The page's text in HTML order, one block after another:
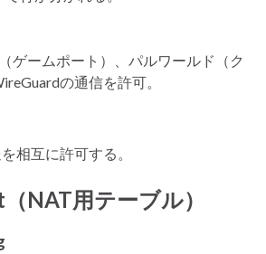
ゲームポート）、パルワールド（ク
の通信を許可。
相互に許可する。
NAT用テーブル）